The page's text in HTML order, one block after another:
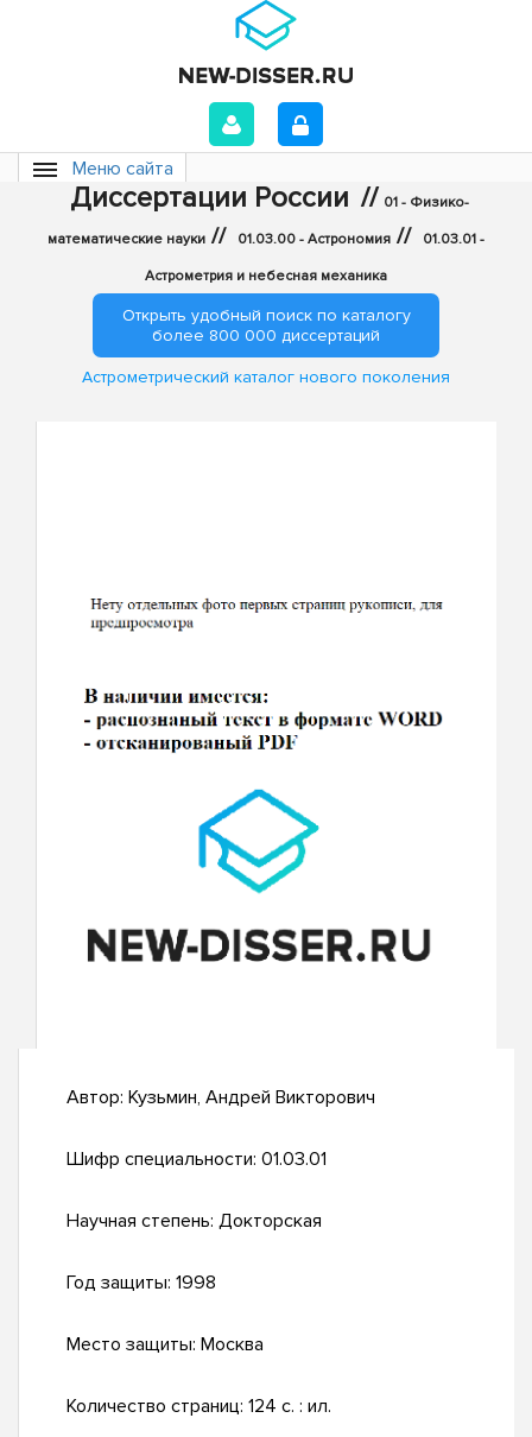
Меню сайта
Диссертации России // 01 - Физико-
математические науки // 01.03.00 - Астрономия // 01.03.01 -
Астрометрия и небесная механика
Открыть удобный поиск по каталогу
более 800 000 диссертаций
Астрометрический каталог нового поколения
Автор: Кузьмин, Андрей Викторович
Шифр специальности: 01.03.01
Научная степень: Докторская
Год защиты: 1998
Место защиты: Москва
Количество страниц: 124 с. : ил.